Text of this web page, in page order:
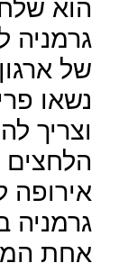
הוא
גרמניה
של
נשאו
וצריך
אירופה
גרמניה
אחת